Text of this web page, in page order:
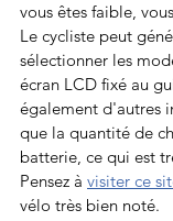
vous êtes faible,
Le cycliste peut
sélectionner les
écran LCD fixé au
également d'autres
que la quantité de
batterie, ce qui est
Pensez à visiter ce
vélo très bien noté.